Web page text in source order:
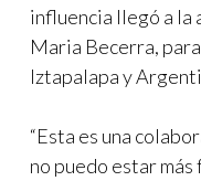
influencia llegó a la
Maria Becerra, para
Iztapalapa y
“Esta es una
no puedo estar más